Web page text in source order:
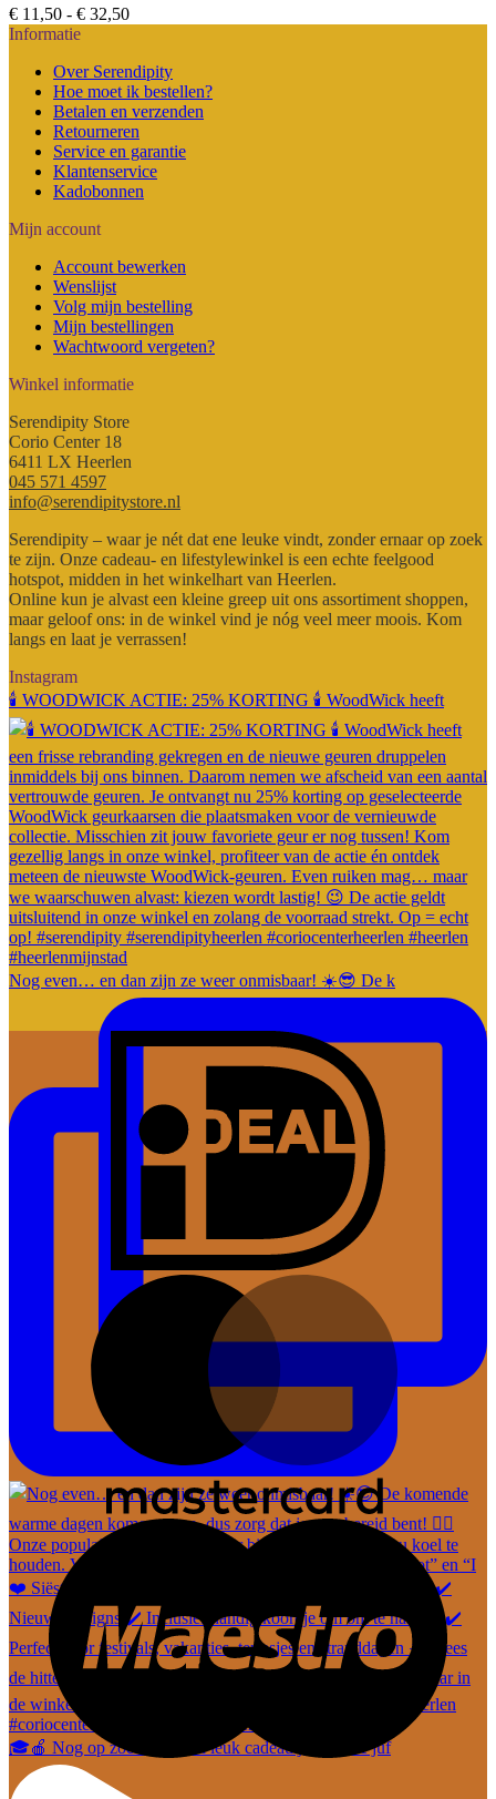
optie
kan
worden
productpagina
€ 11,50 - € 32,50Prijsklasse:
€ 32,50
Informatie
Over Serendipity
Hoe moet ik bestellen?
Betalen en verzenden
Retourneren
Service en garantie
Klantenservice
Kadobonnen
Mijn account
Account bewerken
Wenslijst
Volg mijn bestelling
Mijn bestellingen
Wachtwoord vergeten?
Winkel informatie
Serendipity Store
Corio Center 18
6411 LX Heerlen
045 571 4597
info@serendipitystore.nl
Serendipity – waar je nét dat ene leuke vindt, zonder ernaar op zoek
te zijn. Onze cadeau- en lifestylewinkel is een echte feelgood
hotspot, midden in het winkelhart van Heerlen.
Online kun je alvast een kleine greep uit ons assortiment shoppen,
maar geloof ons: in de winkel vind je nóg veel meer moois. Kom
langs en laat je verrassen!
Instagram
🕯️ WOODWICK ACTIE: 25% KORTING 🕯️ WoodWick heeft
Nog even… en dan zijn ze weer onmisbaar! ☀️😎 De k
🎓🍎 Nog op zoek naar een leuk cadeautje voor de juf